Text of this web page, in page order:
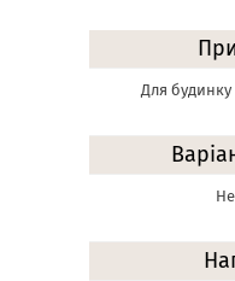
Для будинку